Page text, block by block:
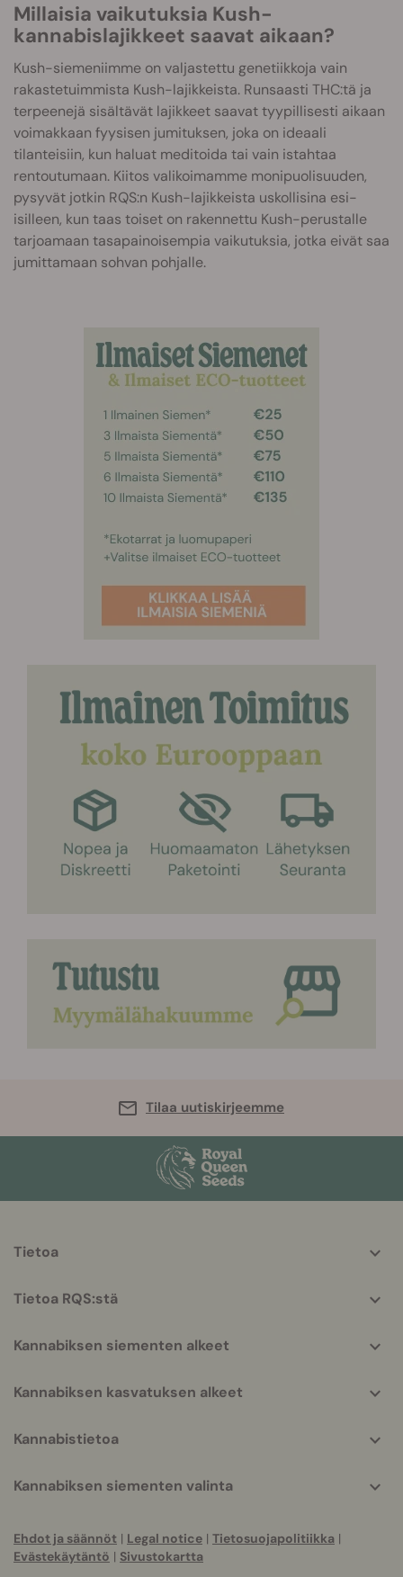
Millaisia vaikutuksia Kush-
kannabislajikkeet saavat aikaan?
Kush-siemeniimme on valjastettu genetiikkoja vain
rakastetuimmista Kush-lajikkeista. Runsaasti THC:tä ja
terpeenejä sisältävät lajikkeet saavat tyypillisesti aikaan
voimakkaan fyysisen jumituksen, joka on ideaali
tilanteisiin, kun haluat meditoida tai vain istahtaa
rentoutumaan. Kiitos valikoimamme monipuolisuuden,
pysyvät jotkin RQS:n Kush-lajikkeista uskollisina esi-
isilleen, kun taas toiset on rakennettu Kush-perustalle
tarjoamaan tasapainoisempia vaikutuksia, jotka eivät saa
jumittamaan sohvan pohjalle.
Tilaa uutiskirjeemme
helpful
Tietoa
Tietoa RQS:stä
Kannabiksen siementen alkeet
Kannabiksen kasvatuksen alkeet
Kannabistietoa
Kannabiksen siementen valinta
Ehdot ja säännöt | Legal notice | Tietosuojapolitiikka |
Evästekäytäntö | Sivustokartta